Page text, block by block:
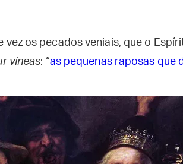
vez os pecados veniais, que o
vineas: “as pequenas raposas que